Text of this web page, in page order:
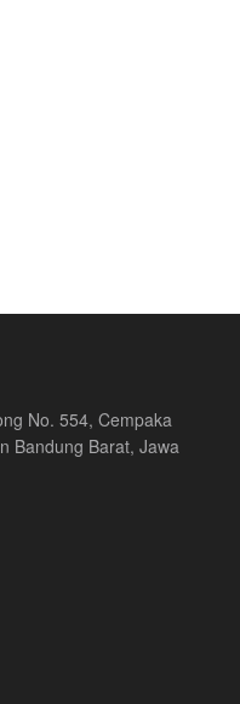
No. 554, Cempaka
Bandung Barat, Jawa